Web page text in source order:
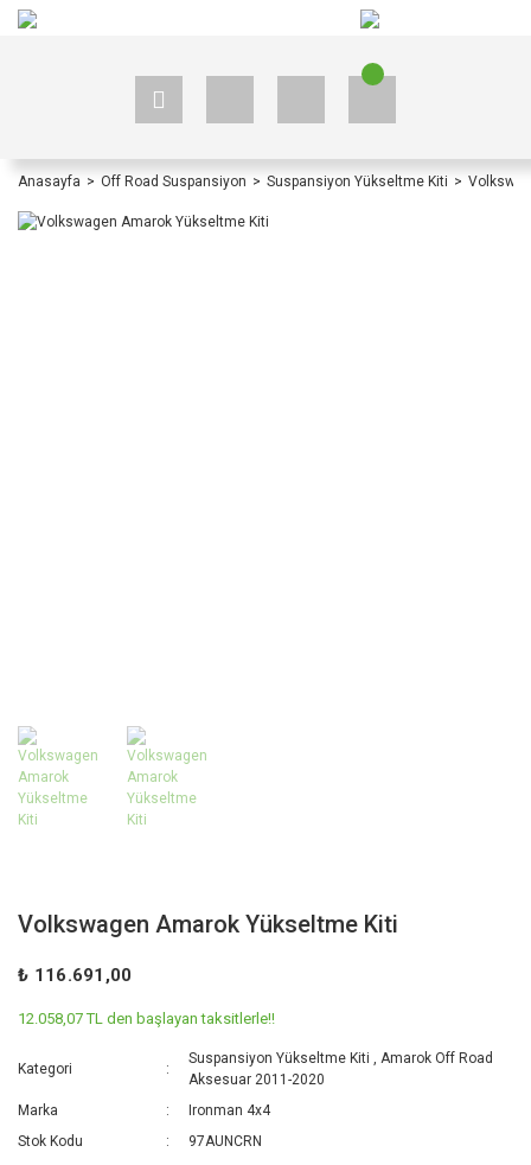
Anasayfa Off Road Suspansiyon Suspansiyon Yükseltme Kiti
Volkswagen Amarok Yükseltme Kiti
₺ 116.691,00
12.058,07 TL den başlayan taksitlerle!!
Kategori
Suspansiyon Yükseltme Kiti
Amarok Off Road
Aksesuar 2011-2020
Marka
Ironman 4x4
Stok Kodu
97AUNCRN